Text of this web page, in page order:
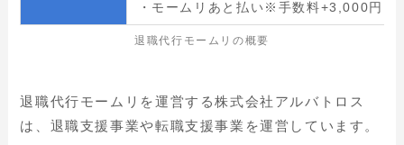
・モームリあと払い※手数料+3,000円
退職代行モームリの概要
退職代行モームリを運営する株式会社アルバトロス
は、退職支援事業や転職支援事業を運営しています。